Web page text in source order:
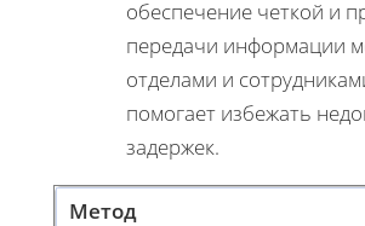
обеспечение четкой и
передачи информации
отделами и
помогает избежать
задержек.
Метод